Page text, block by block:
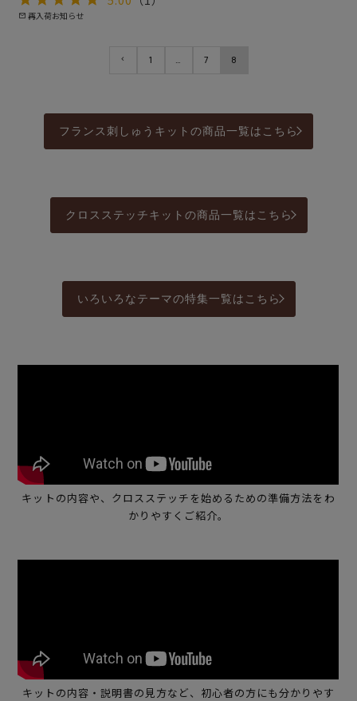
再入荷お知らせ
1 … 7 8
フランス刺しゅうキットの商品一覧はこちら
クロスステッチキットの商品一覧はこちら
いろいろなテーマの特集一覧はこちら
キットの内容や、クロスステッチを始めるための準備方法をわ
かりやすくご紹介。
キットの内容・説明書の見方など、初心者の方にも分かりやす